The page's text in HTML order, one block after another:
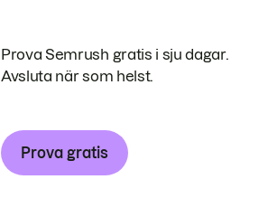
Prova Semrush gratis i sju dagar.
Avsluta när som helst.
Prova gratis